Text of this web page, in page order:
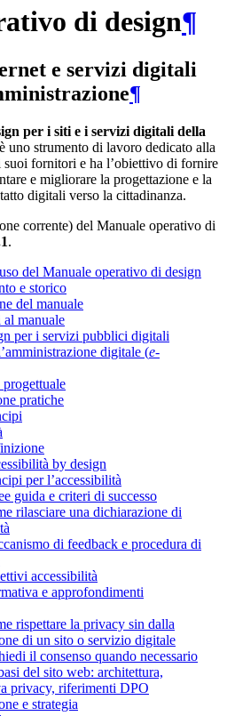
di design¶
e servizi digitali
¶
per i siti e i servizi digitali della
è uno strumento di lavoro dedicato alla
fornitori e ha l’obiettivo di fornire
e migliorare la progettazione e la
digitali verso la cittadinanza.
corrente) del Manuale operativo di
.
del Manuale operativo di design
e storico
del manuale
manuale
per i servizi pubblici digitali
digitale (e-
pratiche
by design
per l’accessibilità
guida e criteri di successo
rilasciare una dichiarazione di
di feedback e procedura di
accessibilità
e approfondimenti
rispettare la privacy sin dalla
di un sito o servizio digitale
il consenso quando necessario
del sito web: architettura,
privacy, riferimenti DPO
e strategia